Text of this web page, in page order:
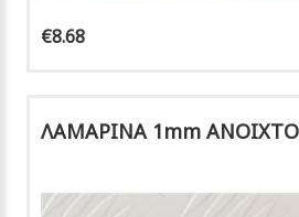
€8.68
ΛΑΜΑΡΙΝΑ 1mm ΑΝΟΙΧΤΟ